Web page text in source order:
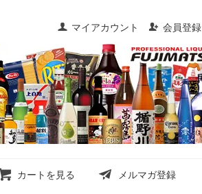
マイアカウント 会員登録
カートを見る メルマガ登録